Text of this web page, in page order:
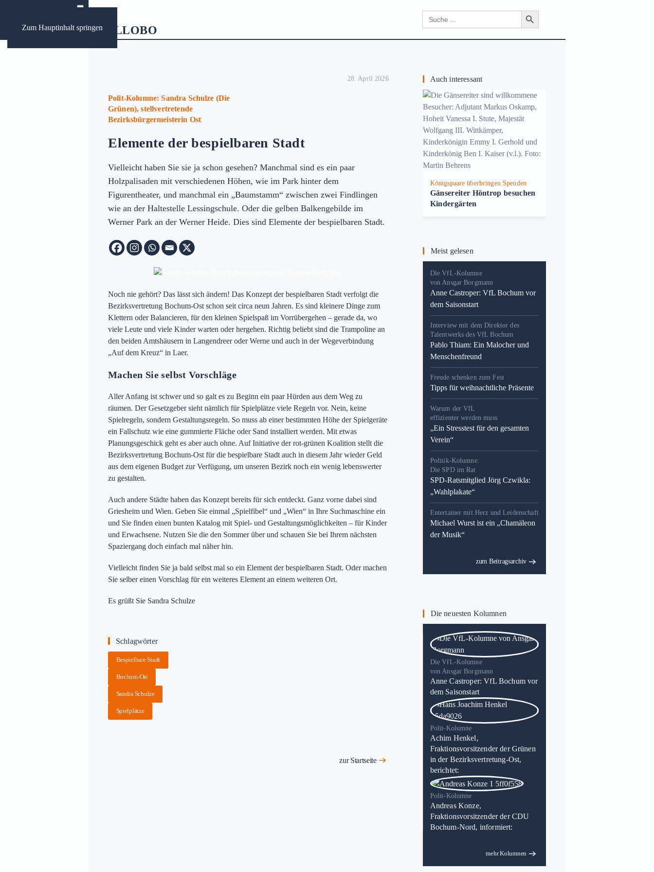
Zum Hauptinhalt springen
Search
for:
Search Button
28. April 2026
Polit-Kolumne: Sandra Schulze (Die
Grünen), stellvertretende
Bezirksbürgermeisterin Ost
Elemente der bespielbaren Stadt
Vielleicht haben Sie sie ja schon gesehen? Manchmal sind es ein paar
Holzpalisaden mit verschiedenen Höhen, wie im Park hinter dem
Figurentheater, und manchmal ein „Baumstamm“ zwischen zwei Findlingen
wie an der Haltestelle Lessingschule. Oder die gelben Balkengebilde im
Werner Park an der Werner Heide. Dies sind Elemente der bespielbaren Stadt.
Noch nie gehört? Das lässt sich ändern! Das Konzept der bespielbaren Stadt verfolgt die
Bezirksvertretung Bochum-Ost schon seit circa neun Jahren. Es sind kleinere Dinge zum
Klettern oder Balancieren, für den kleinen Spielspaß im Vorrübergehen – gerade da, wo
viele Leute und viele Kinder warten oder hergehen. Richtig beliebt sind die Trampoline an
den beiden Amtshäusern in Langendreer oder Werne und auch in der Wegeverbindung
„Auf dem Kreuz“ in Laer.
Machen Sie selbst Vorschläge
Aller Anfang ist schwer und so galt es zu Beginn ein paar Hürden aus dem Weg zu
räumen. Der Gesetzgeber sieht nämlich für Spielplätze viele Regeln vor. Nein, keine
Spielregeln, sondern Gestaltungsregeln. So muss ab einer bestimmten Höhe der Spielgeräte
ein Fallschutz wie eine gummierte Fläche oder Sand installiert werden. Mit etwas
Planungsgeschick geht es aber auch ohne. Auf Initiative der rot-grünen Koalition stellt die
Bezirksvertretung Bochum-Ost für die bespielbare Stadt auch in diesem Jahr wieder Geld
aus dem eigenen Budget zur Verfügung, um unseren Bezirk noch ein wenig lebenswerter
zu gestalten.
Auch andere Städte haben das Konzept bereits für sich entdeckt. Ganz vorne dabei sind
Griesheim und Wien. Geben Sie einmal „Spielfibel“ und „Wien“ in Ihre Suchmaschine ein
und Sie finden einen bunten Katalog mit Spiel- und Gestaltungsmöglichkeiten – für Kinder
und Erwachsene. Nutzen Sie die den Sommer über und schauen Sie bei Ihrem nächsten
Spaziergang doch einfach mal näher hin.
Vielleicht finden Sie ja bald selbst mal so ein Element der bespielbaren Stadt. Oder machen
Sie selber einen Vorschlag für ein weiteres Element an einem weiteren Ort.
Es grüßt Sie Sandra Schulze
Schlagwörter
Bespielbare Stadt
Bochum-Ost
Sandra Schulze
Spielplätze
zur Startseite
Auch interessant
Königspaare überbringen Spenden
Gänsereiter Höntrop besuchen
Kindergärten
Meist gelesen
Die VfL-Kolumne
von Ansgar Borgmann
Anne Castroper: VfL Bochum vor
dem Saisonstart
Interview mit dem Direktor des
Talentwerks des VfL Bochum
Pablo Thiam: Ein Malocher und
Menschenfreund
Freude schenken zum Fest
Tipps für weihnachtliche Präsente
Warum der VfL
effizienter werden muss
„Ein Stresstest für den gesamten
Verein“
Politik-Kolumne:
Die SPD im Rat
SPD-Ratsmitglied Jörg Czwikla:
„Wahlplakate“
Entertainer mit Herz und Leidenschaft
Michael Wurst ist ein „Chamäleon
der Musik“
zum Beitragsarchiv
Die neuesten Kolumnen
Die VfL-Kolumne
von Ansgar Borgmann
Anne Castroper: VfL Bochum vor
dem Saisonstart
Polit-Kolumne
Achim Henkel,
Fraktionsvorsitzender der Grünen
in der Bezirksvertretung-Ost,
berichtet:
Polit-Kolumne
Andreas Konze,
Fraktionsvorsitzender der CDU
Bochum-Nord, informiert:
mehr Kolumnen